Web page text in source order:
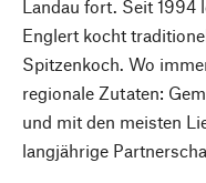
Landau fort. Seit
Englert kocht
Spitzenkoch. Wo
regionale Zutaten:
und mit den meisten
langjährige